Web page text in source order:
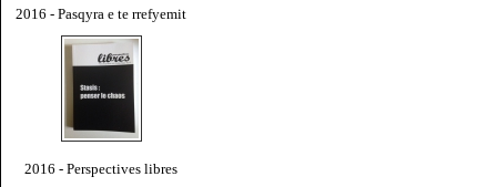
2016 - Pasqyra e te rrefyemit
2016 - Perspectives libres